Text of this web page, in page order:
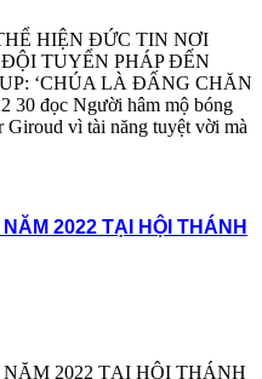
HIỆN ĐỨC TIN NƠI
TUYỂN PHÁP ĐẾN
‘CHÚA LÀ ĐẤNG CHĂN
30 đọc Người hâm mộ bóng
Giroud vì tài năng tuyệt vời mà
2022 TẠI HỘI THÁNH
2022 TẠI HỘI THÁNH